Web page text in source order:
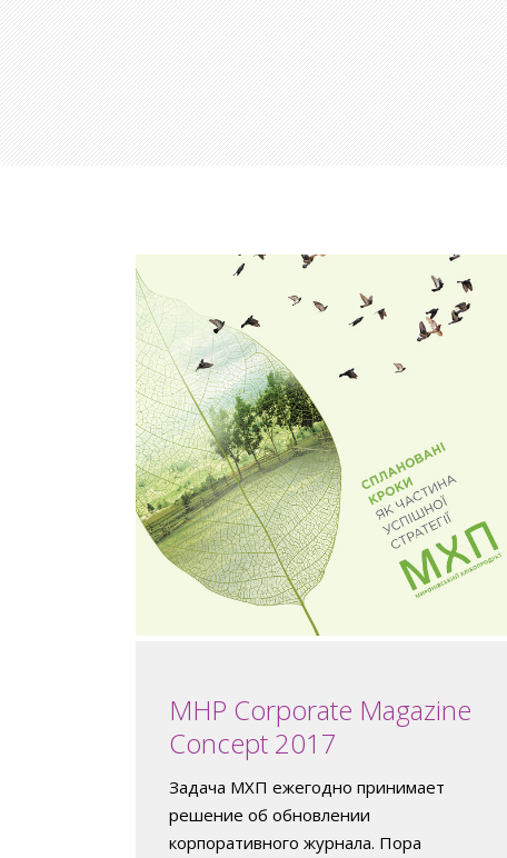
MHP Corporate Magazine
Concept 2017
Задача МХП ежегодно принимает
решение об обновлении
корпоративного журнала. Пора